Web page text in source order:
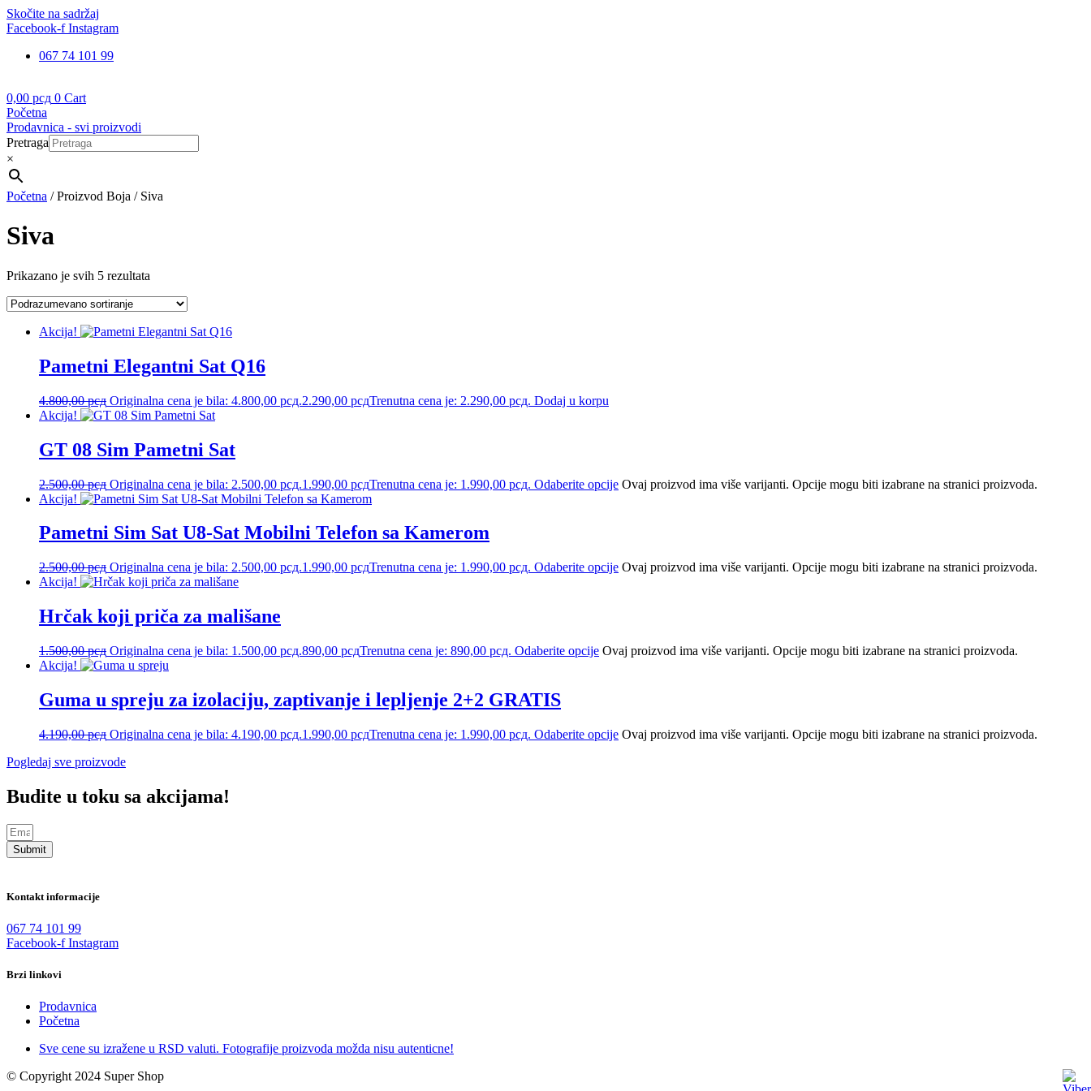
Skočite na sadržaj
Facebook-f Instagram
067 74 101 99
0,00 рсд 0 Cart
Početna
Prodavnica - svi proizvodi
Pretraga
×
Početna / Proizvod Boja / Siva
Siva
Prikazano je svih 5 rezultata
Akcija!
Pametni Elegantni Sat Q16
4.800,00рсд Originalna cena je bila: 4.800,00 рсд.2.290,00 рсдTrenutna cena je: 2.290,00 рсд. Dodaj u korpu
Akcija!
GT 08 Sim Pametni Sat
2.500,00рсд Originalna cena je bila: 2.500,00 рсд.1.990,00 рсдTrenutna cena je: 1.990,00 рсд. Odaberite opcije Ovaj proizvod ima više varijanti. Opcije mogu biti izabrane na stranici proizvoda.
Akcija!
Pametni Sim Sat U8-Sat Mobilni Telefon sa Kamerom
2.500,00рсд Originalna cena je bila: 2.500,00 рсд.1.990,00 рсдTrenutna cena je: 1.990,00 рсд. Odaberite opcije Ovaj proizvod ima više varijanti. Opcije mogu biti izabrane na stranici proizvoda.
Akcija!
Hrčak koji priča za mališane
1.500,00рсд Originalna cena je bila: 1.500,00 рсд.890,00 рсдTrenutna cena je: 890,00 рсд. Odaberite opcije Ovaj proizvod ima više varijanti. Opcije mogu biti izabrane na stranici proizvoda.
Akcija!
Guma u spreju za izolaciju, zaptivanje i lepljenje 2+2 GRATIS
4.190,00рсд Originalna cena je bila: 4.190,00 рсд.1.990,00 рсдTrenutna cena je: 1.990,00 рсд. Odaberite opcije Ovaj proizvod ima više varijanti. Opcije mogu biti izabrane na stranici proizvoda.
Pogledaj sve proizvode
Budite u toku sa akcijama!
Submit
Kontakt informacije
067 74 101 99
Facebook-f Instagram
Brzi linkovi
Prodavnica
Početna
Sve cene su izražene u RSD valuti. Fotografije proizvoda možda nisu autenticne!
© Copyright 2024 Super Shop